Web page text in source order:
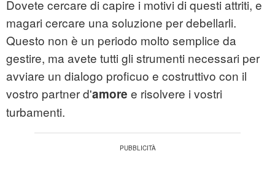
Dovete cercare di capire i motivi di questi attriti, e
magari cercare una soluzione per debellarli.
Questo non è un periodo molto semplice da
gestire, ma avete tutti gli strumenti necessari per
avviare un dialogo proficuo e costruttivo con il
vostro partner d'amore e risolvere i vostri
turbamenti.